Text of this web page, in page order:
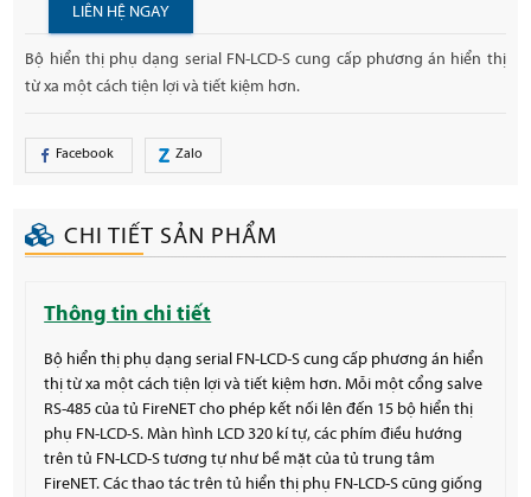
LIÊN HỆ NGAY
Bộ hiển thị phụ dạng serial FN-LCD-S cung cấp phương án hiển thị
từ xa một cách tiện lợi và tiết kiệm hơn.
Facebook Zalo
CHI TIẾT SẢN PHẨM
Thông tin chi tiết
Bộ hiển thị phụ dạng serial FN-LCD-S cung cấp phương án hiển
thị từ xa một cách tiện lợi và tiết kiệm hơn. Mỗi một cổng salve
RS-485 của tủ FireNET cho phép kết nối lên đến 15 bộ hiển thị
phụ FN-LCD-S. Màn hình LCD 320 kí tự, các phím điều hướng
trên tủ FN-LCD-S tương tự như bề mặt của tủ trung tâm
FireNET. Các thao tác trên tủ hiển thị phụ FN-LCD-S cũng giống